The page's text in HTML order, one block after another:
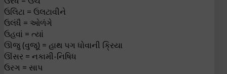
ઉલિટા = ઉલટાવીને
ઉલંધૈ = ઓળંગે
ઉહવાં = ત્યાં
ઊજુ (વુજૂ) = હાથ પગ ધોવાની ક્રિયા
ઊંસર = નકામી-નિષિધ
ઉરગ = સાપ